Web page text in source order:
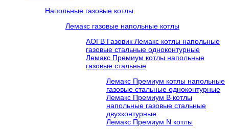
Напольные газовые котлы
Лемакс газовые напольные котлы
АОГВ Газовик Лемакс котлы напольные
газовые стальные одноконтурные
Лемакс Премиум котлы напольные
газовые стальные
Лемакс Премиум котлы напольные
газовые стальные одноконтурные
Лемакс Премиум B котлы
напольные газовые стальные
двухконтурные
Лемакс Премиум N котлы